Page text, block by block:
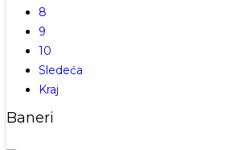
8
9
10
Sledeća
Kraj
Baneri